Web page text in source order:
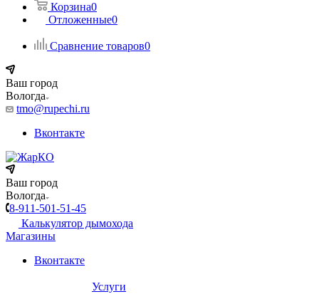
Корзина0
Отложенные0
Сравнение товаров0
Ваш город
Вологда
tmo@rupechi.ru
Вконтакте
Ваш город
Вологда
8-911-501-51-45
Калькулятор дымохода
Магазины
Вконтакте
Услуги